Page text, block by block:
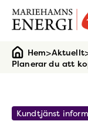
Gå
till
Hem>Aktuellt
Planerar du att
Kundtjänst